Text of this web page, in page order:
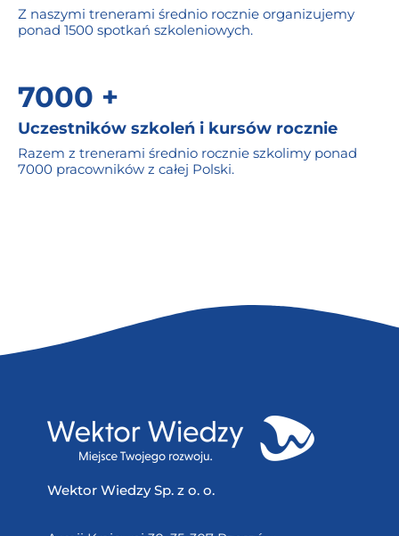
Z naszymi trenerami średnio rocznie organizujemy
ponad 1500 spotkań szkoleniowych.
7000 +
Uczestników szkoleń i kursów rocznie
Razem z trenerami średnio rocznie szkolimy ponad
7000 pracowników z całej Polski.
Wektor Wiedzy Sp. z o. o.